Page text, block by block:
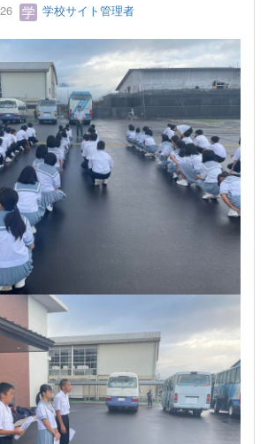
学校サイト管理者